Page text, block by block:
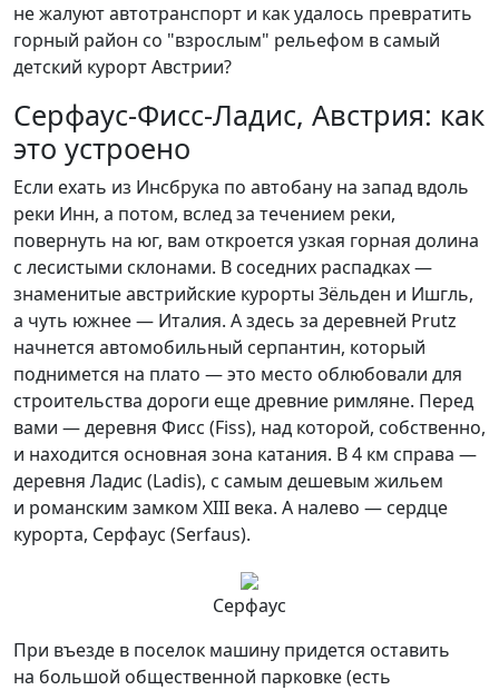
не жалуют автотранспорт и как удалось превратить
горный район со "взрослым" рельефом в самый
детский курорт Австрии?
Серфаус-Фисс-Ладис, Австрия: как
это устроено
Если ехать из Инсбрука по автобану на запад вдоль
реки Инн, а потом, вслед за течением реки,
повернуть на юг, вам откроется узкая горная долина
с лесистыми склонами. В соседних распадках —
знаменитые австрийские курорты Зёльден и Ишгль,
а чуть южнее — Италия. А здесь за деревней Prutz
начнется автомобильный серпантин, который
поднимется на плато — это место облюбовали для
строительства дороги еще древние римляне. Перед
вами — деревня Фисс (Fiss), над которой, собственно,
и находится основная зона катания. В 4 км справа —
деревня Ладис (Ladis), с самым дешевым жильем
и романским замком XIII века. А налево — сердце
курорта, Серфаус (Serfaus).
Серфаус
При въезде в поселок машину придется оставить
на большой общественной парковке (есть